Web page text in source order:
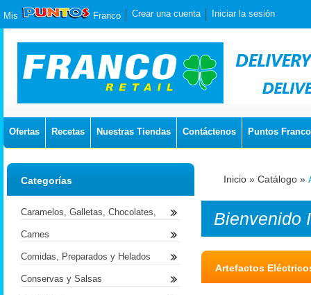
Mis Franco Crear una cuenta Iniciar la sesión
Ofertas Recetas Nuestras Tiendas Contáctenos Puntos Franco
Inicio » Catálogo »
Bienvenido
Artefactos
Categorías
Caramelos, Galletas, Chocolates,
Carnes
Comidas, Preparados y Helados
Conservas y Salsas